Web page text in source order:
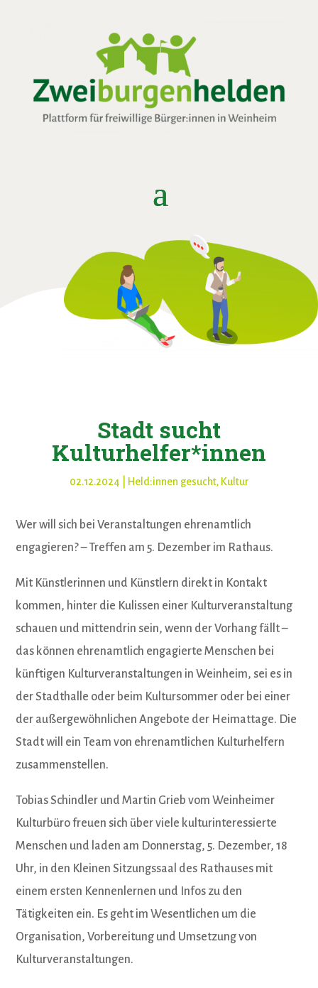
Stadt sucht
Kulturhelfer*innen
02.12.2024 Held:innen gesucht, Kultur
Wer will sich bei Veranstaltungen ehrenamtlich
engagieren? – Treffen am 5. Dezember im Rathaus.
Mit Künstlerinnen und Künstlern direkt in Kontakt
kommen, hinter die Kulissen einer Kulturveranstaltung
schauen und mittendrin sein, wenn der Vorhang fällt –
das können ehrenamtlich engagierte Menschen bei
künftigen Kulturveranstaltungen in Weinheim, sei es in
der Stadthalle oder beim Kultursommer oder bei einer
der außergewöhnlichen Angebote der Heimattage. Die
Stadt will ein Team von ehrenamtlichen Kulturhelfern
zusammenstellen.
Tobias Schindler und Martin Grieb vom Weinheimer
Kulturbüro freuen sich über viele kulturinteressierte
Menschen und laden am Donnerstag, 5. Dezember, 18
Uhr, in den Kleinen Sitzungssaal des Rathauses mit
einem ersten Kennenlernen und Infos zu den
Tätigkeiten ein. Es geht im Wesentlichen um die
Organisation, Vorbereitung und Umsetzung von
Kulturveranstaltungen.